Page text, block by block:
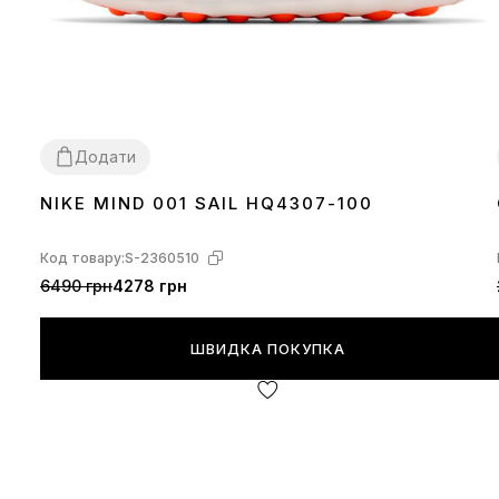
Додати
3738 39 40 41 42 43 44
NIKE MIND 001 SAIL HQ4307-100
Код товару:S-2360510
6490 грн4278 грн
ШВИДКА ПОКУПКА